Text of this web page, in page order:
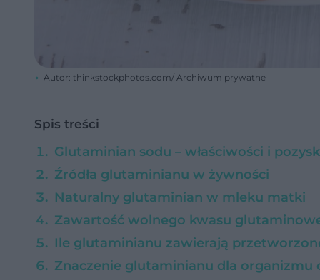
Autor: thinkstockphotos.com/ Archiwum prywatne
Spis treści
Glutaminian sodu – właściwości i
Źródła glutaminianu w żywności
Naturalny glutaminian w mleku matki
Zawartość wolnego kwasu
Ile glutaminianu zawierają
Znaczenie glutaminianu dla organizmu